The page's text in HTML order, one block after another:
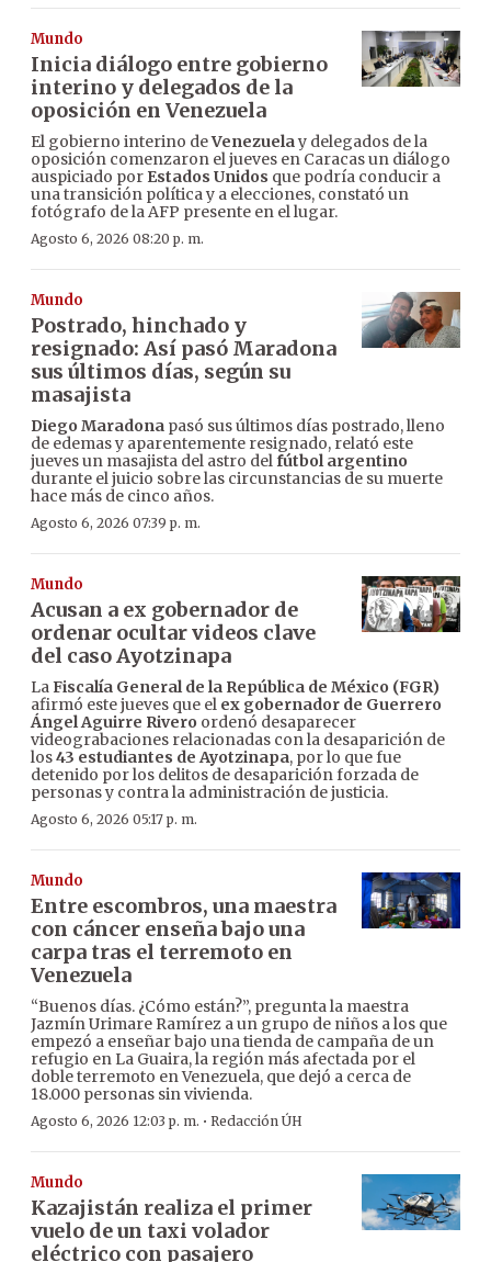
Mundo
Inicia diálogo entre gobierno
interino y delegados de la
oposición en Venezuela
El gobierno interino deVenezuelay delegados de la
oposición comenzaron el jueves en Caracas un diálogo
auspiciado por Estados Unidos que podría conducir a
una transición política y a elecciones, constató un
fotógrafo de la AFP presente en el lugar.
Agosto 6, 2026 08:20 p. m.
Mundo
Postrado, hinchado y
resignado: Así pasó Maradona
sus últimos días, según su
masajista
Diego Maradona pasó sus últimos días postrado, lleno
de edemas y aparentemente resignado, relató este
jueves un masajista del astro delfútbol argentino
durante el juicio sobre las circunstancias de su muerte
hace más de cinco años.
Agosto 6, 2026 07:39 p. m.
Mundo
Acusan a ex gobernador de
ordenar ocultar videos clave
del caso Ayotzinapa
LaFiscalía General de la República de México (FGR)
afirmó este jueves que el ex gobernador de Guerrero
Ángel Aguirre Rivero ordenó desaparecer
videograbaciones relacionadas con la desaparición de
los43 estudiantes de Ayotzinapa, por lo que fue
detenido por los delitos de desaparición forzada de
personas y contra la administración de justicia.
Agosto 6, 2026 05:17 p. m.
Mundo
Entre escombros, una maestra
con cáncer enseña bajo una
carpa tras el terremoto en
Venezuela
“Buenos días. ¿Cómo están?”, pregunta la maestra
Jazmín Urimare Ramírez a un grupo de niños a los que
empezó a enseñar bajo una tienda de campaña de un
refugio en La Guaira, la región más afectada por el
doble terremoto en Venezuela, que dejó a cerca de
18.000 personas sin vivienda.
Agosto 6, 2026 12:03 p. m. · Redacción ÚH
Mundo
Kazajistán realiza el primer
vuelo de un taxi volador
eléctrico con pasajero